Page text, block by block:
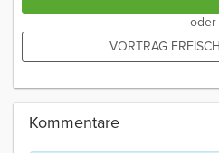
oder
VORTRAG
Kommentare